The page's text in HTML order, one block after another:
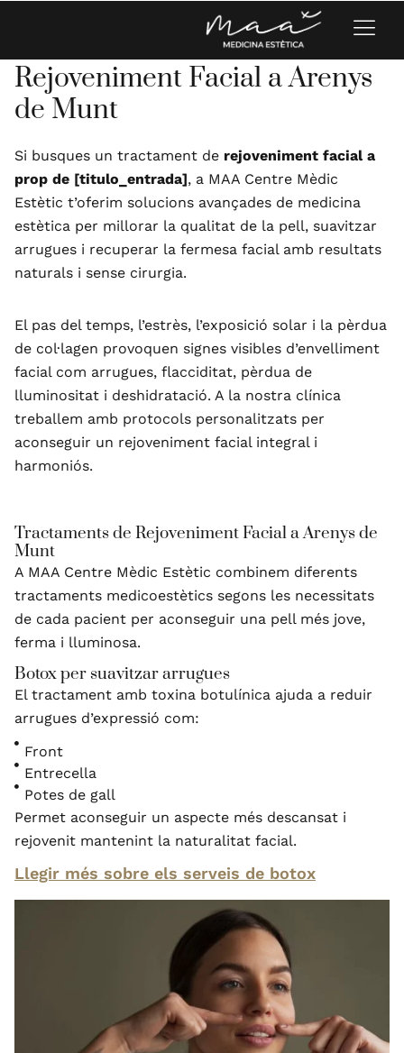
Rejoveniment Facial a Arenys
de Munt
Si busques un tractament de rejoveniment facial a
prop de [titulo_entrada], a MAA Centre Mèdic
Estètic t’oferim solucions avançades de medicina
estètica per millorar la qualitat de la pell, suavitzar
arrugues i recuperar la fermesa facial amb resultats
naturals i sense cirurgia.
El pas del temps, l’estrès, l’exposició solar i la pèrdua
de col·lagen provoquen signes visibles d’envelliment
facial com arrugues, flacciditat, pèrdua de
lluminositat i deshidratació. A la nostra clínica
treballem amb protocols personalitzats per
aconseguir un rejoveniment facial integral i
harmoniós.
Tractaments de Rejoveniment Facial a Arenys de
Munt
A MAA Centre Mèdic Estètic combinem diferents
tractaments medicoestètics segons les necessitats
de cada pacient per aconseguir una pell més jove,
ferma i lluminosa.
Botox per suavitzar arrugues
El tractament amb toxina botulínica ajuda a reduir
arrugues d’expressió com:
Front
Entrecella
Potes de gall
Permet aconseguir un aspecte més descansat i
rejovenit mantenint la naturalitat facial.
Llegir més sobre els serveis de botox